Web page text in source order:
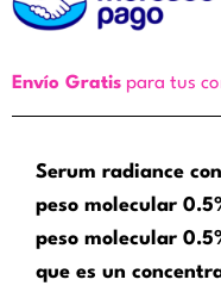
Envío Gratis para tus
Serum radiance
peso molecular
peso molecular
que es un